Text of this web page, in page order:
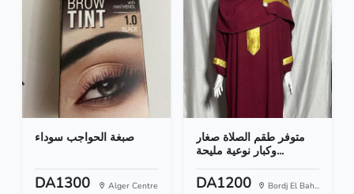
صبغة الحواجب سوداء
DA1300 Alger Centre
متوفر طقم الصلاة صغار
وكبار نوعية مليحة...
DA1200 Bordj El Bah...